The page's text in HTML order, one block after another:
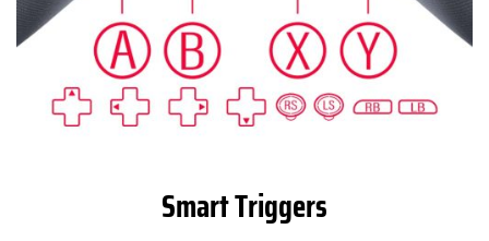
Smart Triggers